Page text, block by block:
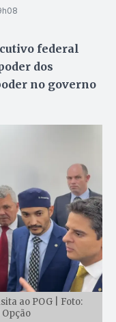
federal
dos
no governo
ao POG | Foto: